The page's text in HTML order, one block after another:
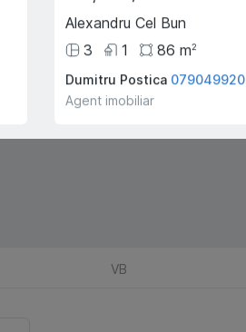
VB
Alexandru Cel Bun
3
1 86 m2
Dumitru Postica 079049920
Agent imobiliar